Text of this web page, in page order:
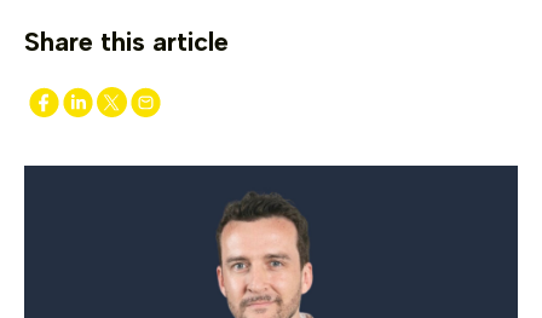
Share this article